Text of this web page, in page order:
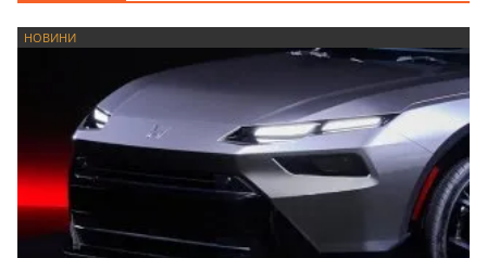
НОВИНИ